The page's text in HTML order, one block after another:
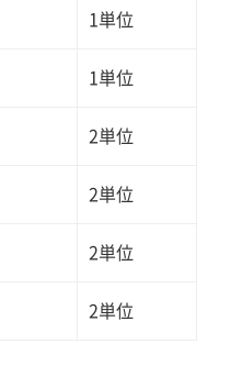
1単位
1単位
2単位
2単位
2単位
2単位